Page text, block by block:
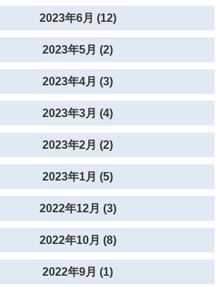
2023年6月 (12)
2023年5月 (2)
2023年4月 (3)
2023年3月 (4)
2023年2月 (2)
2023年1月 (5)
2022年12月 (3)
2022年10月 (8)
2022年9月 (1)